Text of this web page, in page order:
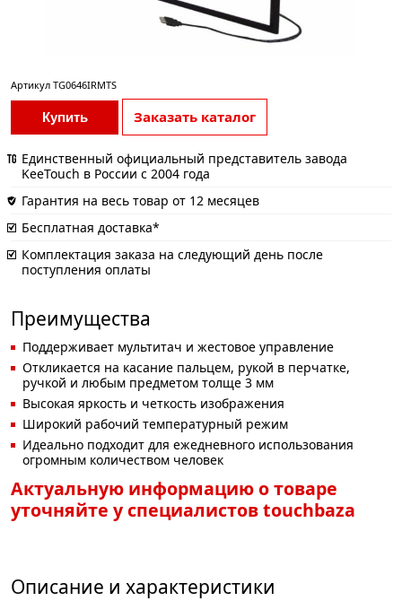
Артикул TG0646IRMTS
Купить Заказать каталог
Единственный официальный представитель завода
KeeTouch в России с 2004 года
Гарантия на весь товар от 12 месяцев
Бесплатная доставка*
Комплектация заказа на следующий день после
поступления оплаты
Преимущества
Поддерживает мультитач и жестовое управление
Откликается на касание пальцем, рукой в перчатке,
ручкой и любым предметом толще 3 мм
Высокая яркость и четкость изображения
Широкий рабочий температурный режим
Идеально подходит для ежедневного использования
огромным количеством человек
Актуальную информацию о товаре
уточняйте у специалистов touchbaza
Описание и характеристики